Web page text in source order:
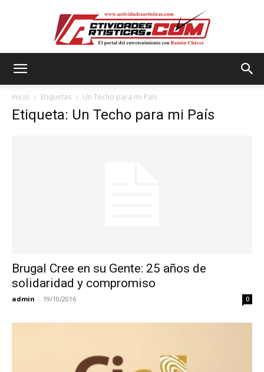
Inicio Etiquetas Un Techo para mi País
Etiqueta: Un Techo para mi País
Brugal Cree en su Gente: 25 años de
solidaridad y compromiso
admin - 19/10/2016 0